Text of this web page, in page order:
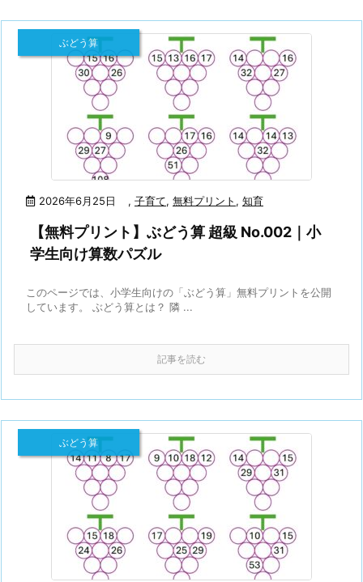
2026年6月25日
ぶどう算
, 子育て, 無料プリント , 知育
【無料プリント】ぶどう算 超級 No.002｜小
学生向け算数パズル
このページでは、小学生向けの「ぶどう算」無料プリントを公開
しています。 ぶどう算とは？ 隣 ...
記事を読む
ぶどう算